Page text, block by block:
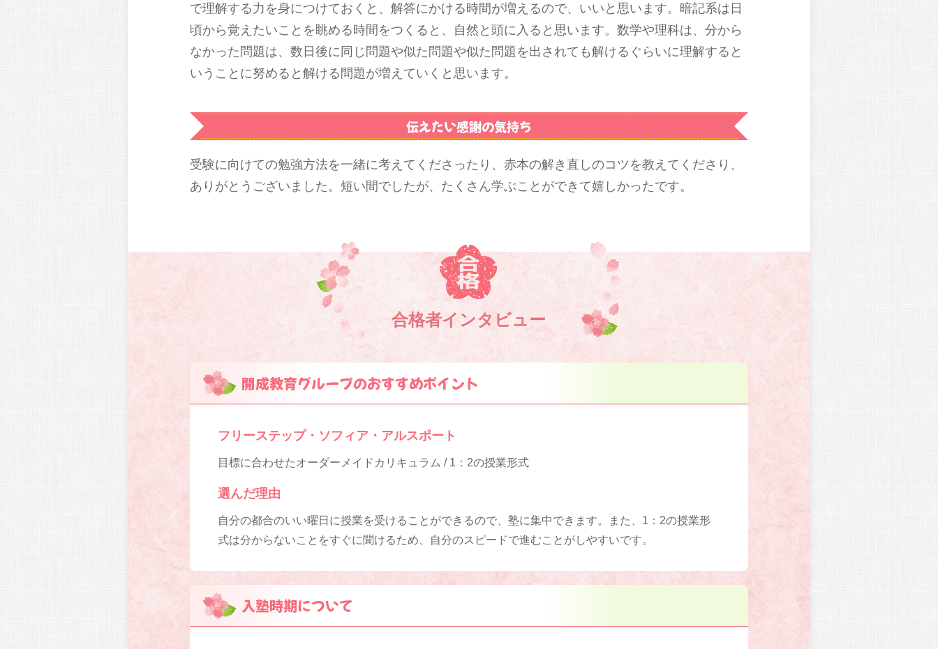
で理解する力を身につけておくと、解答にかける時間が増えるので、いいと思います。暗記系は日
頃から覚えたいことを眺める時間をつくると、自然と頭に入ると思います。数学や理科は、分から
なかった問題は、数日後に同じ問題や似た問題や似た問題を出されても解けるぐらいに理解すると
いうことに努めると解ける問題が増えていくと思います。
伝えたい感謝の気持ち
受験に向けての勉強方法を一緒に考えてくださったり、赤本の解き直しのコツを教えてくださり、
ありがとうございました。短い間でしたが、たくさん学ぶことができて嬉しかったです。
合格者インタビュー
開成教育グループのおすすめポイント
フリーステップ・ソフィア・アルスポート
目標に合わせたオーダーメイドカリキュラム / 1：2の授業形式
選んだ理由
自分の都合のいい曜日に授業を受けることができるので、塾に集中できます。また、1：2の授業形
式は分からないことをすぐに聞けるため、自分のスピードで進むことがしやすいです。
入塾時期について